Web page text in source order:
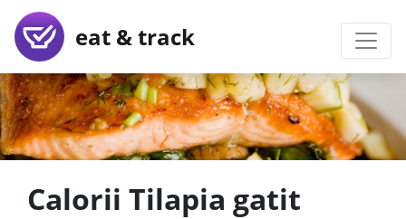
eat & track
Calorii Tilapia gatit